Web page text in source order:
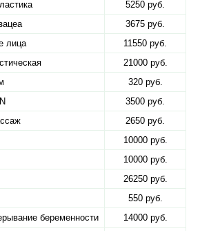
5250 руб.
3675 руб.
лица
11550 руб.
21000 руб.
320 руб.
3500 руб.
2650 руб.
10000 руб.
10000 руб.
26250 руб.
550 руб.
беременности
14000 руб.